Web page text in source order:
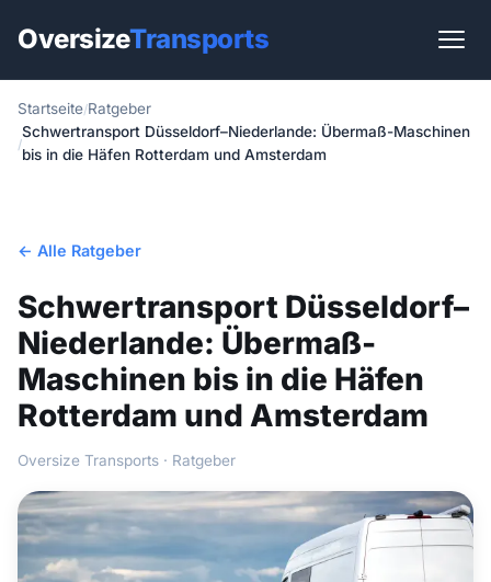
OversizeTransports
Start
Leistungen
Routen
Ratgeber
Kontakt
Angebot anfragen
Startseite Ratgeber
Schwertransport Düsseldorf–Niederlande: Übermaß-Maschinen
bis in die Häfen Rotterdam und Amsterdam
← Alle Ratgeber
Schwertransport Düsseldorf–
Niederlande: Übermaß-
Maschinen bis in die Häfen
Rotterdam und Amsterdam
Oversize Transports · Ratgeber